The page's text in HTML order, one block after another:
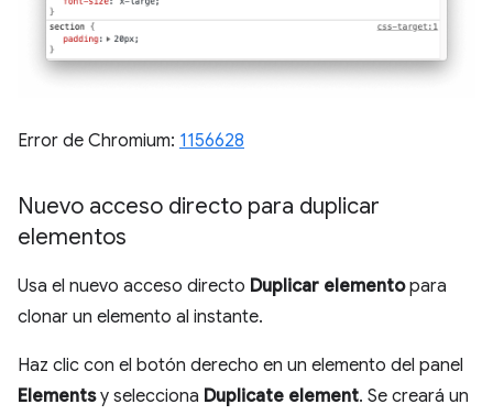
Error de Chromium: 1156628
Nuevo acceso directo para duplicar
elementos
Usa el nuevo acceso directo Duplicar elementopara
clonar un elemento al instante.
Haz clic con el botón derecho en un elemento del panel
Elementsy selecciona Duplicate element. Se creará un